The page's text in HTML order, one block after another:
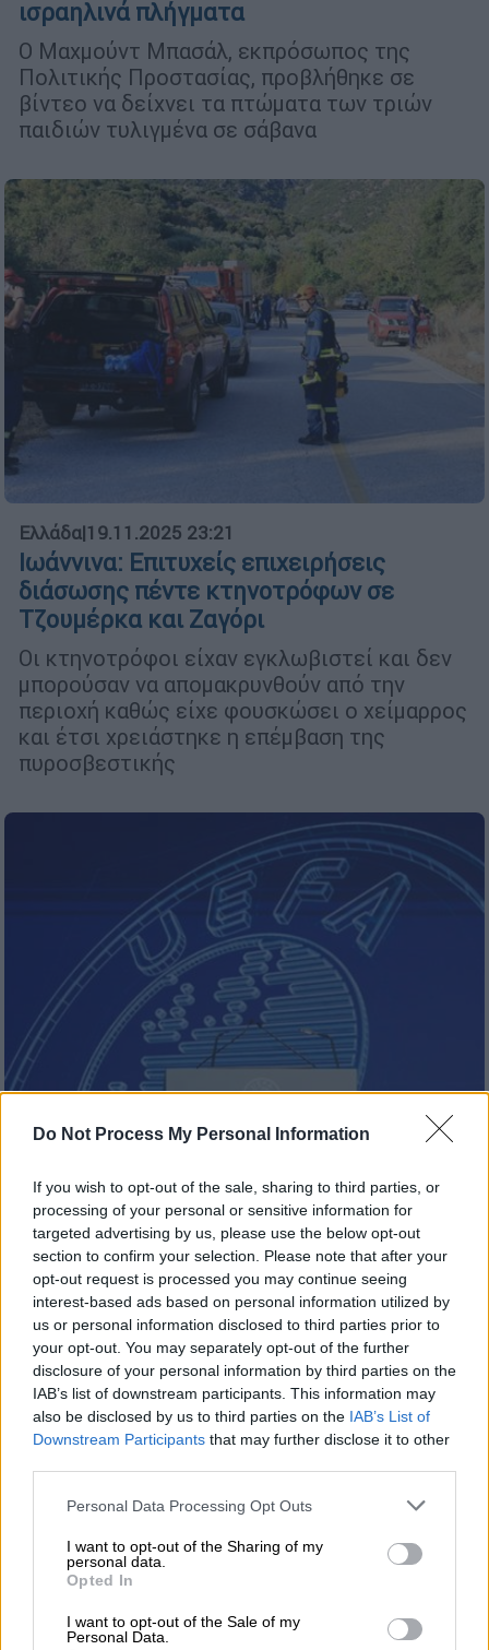
Do Not Process My Personal Information
If you wish to opt-out of the sale, sharing to third parties, or
processing of your personal or sensitive information for
targeted advertising by us, please use the below opt-out
section to confirm your selection. Please note that after your
opt-out request is processed you may continue seeing
interest-based ads based on personal information utilized by
us or personal information disclosed to third parties prior to
your opt-out. You may separately opt-out of the further
disclosure of your personal information by third parties on the
IAB’s list of downstream participants. This information may
also be disclosed by us to third parties on the IAB’s List of
Downstream Participants that may further disclose it to other
Please note that this website/app uses one or more Google
not limited to your visit or usage behaviour. You may click to
grant or deny consent to Google and its third-party tags to
use your data for below specified purposes in below Google
consent section.
Personal Data Processing Opt Outs
I want to opt-out of the Sharing of my
personal data.
Opted In
I want to opt-out of the Sale of my
Personal Data.
ισραηλινά πλήγματα
Ο Μαχμούντ Μπασάλ, εκπρόσωπος της
Πολιτικής Προστασίας, προβλήθηκε σε
βίντεο να δείχνει τα πτώματα των τριών
παιδιών τυλιγμένα σε σάβανα
Ελλάδα|19.11.2025 23:21
Iωάννινα: Επιτυχείς επιχειρήσεις
διάσωσης πέντε κτηνοτρόφων σε
Τζουμέρκα και Ζαγόρι
Οι κτηνοτρόφοι είχαν εγκλωβιστεί και δεν
μπορούσαν να απομακρυνθούν από την
περιοχή καθώς είχε φουσκώσει ο χείμαρρος
και έτσι χρειάστηκε η επέμβαση της
πυροσβεστικής
UEFA: «Στηρίζουμε τον Λανουά, την ΕΠΟ
και τον Γκαγκάτση»
Δήλωση ολικής στήριξης από την UEFA προς
την ΕΠΟ